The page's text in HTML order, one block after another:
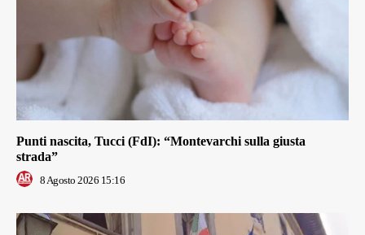
Punti nascita, Tucci (FdI): “Montevarchi sulla giusta
strada”
8 Agosto 2026 15:16